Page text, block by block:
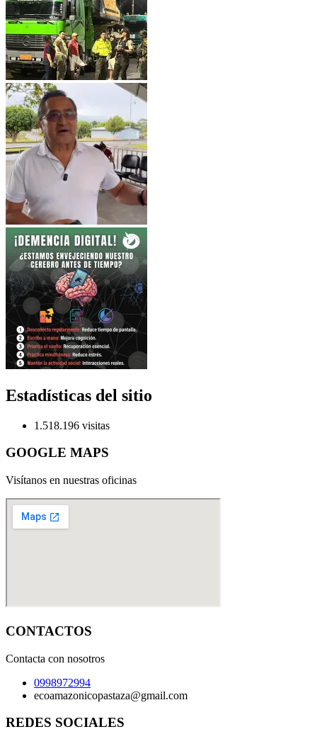
Estadísticas del sitio
1.518.196 visitas
GOOGLE MAPS
Visítanos en nuestras oficinas
CONTACTOS
Contacta con nosotros
0998972994
ecoamazonicopastaza@gmail.com
REDES SOCIALES